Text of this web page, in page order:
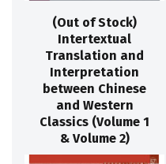
(Out of Stock)
Intertextual
Translation and
Interpretation
between Chinese
and Western
Classics (Volume 1
& Volume 2)